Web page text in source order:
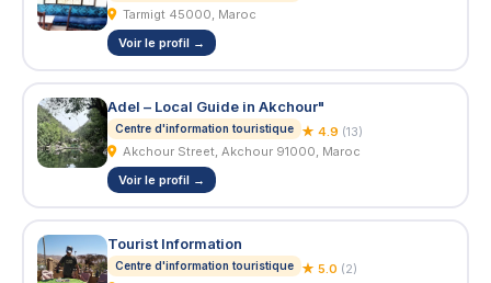
Tarmigt 45000, Maroc
Voir le profil →
Adel – Local Guide in Akchour"
Centre d'information touristique ★ 4.9 (13)
Akchour Street, Akchour 91000, Maroc
Voir le profil →
Tourist Information
Centre d'information touristique ★ 5.0 (2)